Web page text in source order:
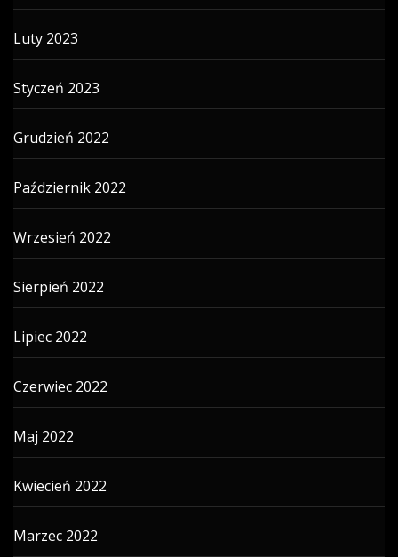
Luty 2023
Styczeń 2023
Grudzień 2022
Październik 2022
Wrzesień 2022
Sierpień 2022
Lipiec 2022
Czerwiec 2022
Maj 2022
Kwiecień 2022
Marzec 2022